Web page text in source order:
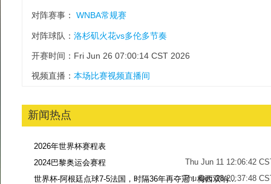
对阵赛事： WNBA常规赛
对阵球队： 洛杉矶火花vs多伦多节奏
开赛时间：Fri Jun 26 07:00:14 CST 2026
视频直播： 本场比赛视频直播间
新闻热点
2026年世界杯赛程表
Thu Jun 11 12:06:42
2024巴黎奥运会赛程
Thu Dec 28 20:37:48
世界杯-阿根廷点球7-5法国，时隔36年再夺冠！梅西双响姆巴佩戴帽